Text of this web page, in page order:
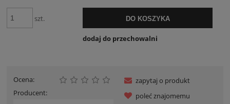
szt. DO KOSZYKA
dodaj do przechowalni
Ocena:
Producent:
zapytaj o produkt
poleć znajomemu